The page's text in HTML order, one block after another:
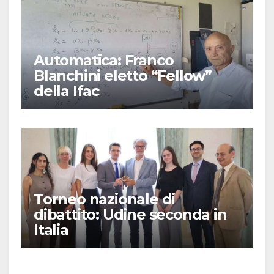
Automatica: Franco
Blanchini eletto “Fellow”
della Ifac
Torneo nazionale di
dibattito: Udine seconda in
Italia